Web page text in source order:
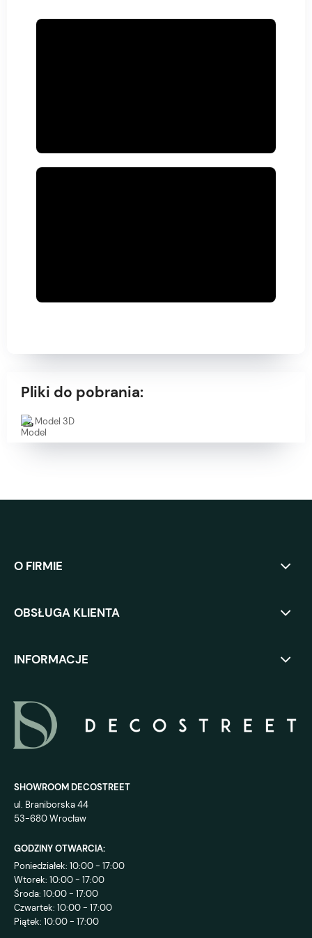
Pliki do pobrania:
Model 3D
O FIRMIE
OBSŁUGA KLIENTA
INFORMACJE
SHOWROOM DECOSTREET
ul. Braniborska 44
53-680 Wrocław
GODZINY OTWARCIA:
Poniedziałek: 10:00 - 17:00
Wtorek: 10:00 - 17:00
Środa: 10:00 - 17:00
Czwartek: 10:00 - 17:00
Piątek: 10:00 - 17:00